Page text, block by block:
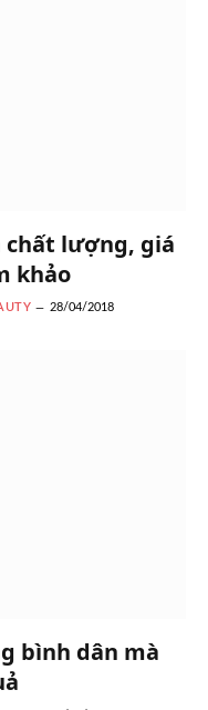
chất lượng, giá
khảo
28/04/2018
bình dân mà